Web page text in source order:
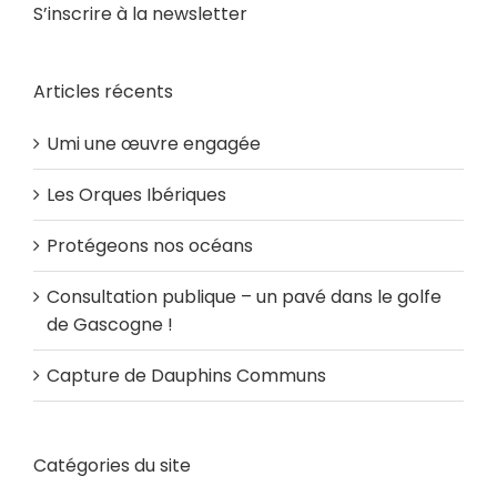
S’inscrire à la newsletter
Articles récents
Umi une œuvre engagée
Les Orques Ibériques
Protégeons nos océans
Consultation publique – un pavé dans le golfe
de Gascogne !
Capture de Dauphins Communs
Catégories du site